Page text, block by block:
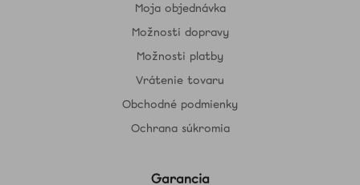
Moja objednávka
Možnosti dopravy
Možnosti platby
Vrátenie tovaru
Obchodné podmienky
Ochrana súkromia
Garancia